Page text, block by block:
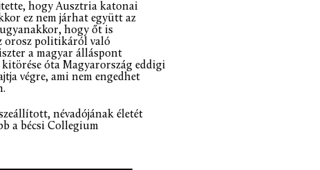
hogy Ausztria katonai
ez nem járhat együtt az
hogy őt is
orosz politikáról való
a magyar álláspont
óta Magyarország eddigi
végre, ami nem engedhet
névadójának életét
a bécsi Collegium